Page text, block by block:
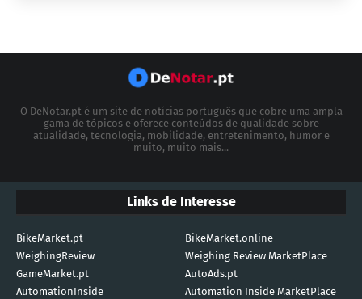
O DeNotar.pt é um site de notícias português que cobre uma ampla
gama de tópicos e oferece conteúdos de qualidade sobre
atualidade, tecnologia, mobilidade, entretenimento, humor e
muito, muito mais...
Links de Interesse
BikeMarket.pt
BikeMarket.online
WeighingReview
Weighing Review MarketPlace
GameMarket.pt
AutoAds.pt
AutomationInside
Automation Inside MarketPlace